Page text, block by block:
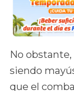
No
siendo
que el